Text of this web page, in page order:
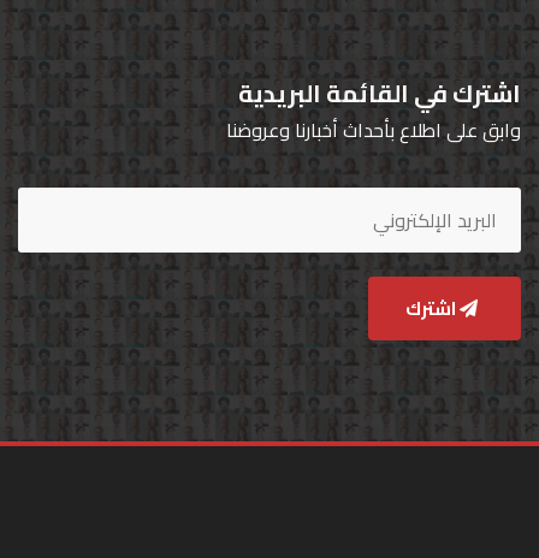
اشترك في القائمة البريدية
وابق على اطلاع بأحداث أخبارنا وعروضنا
اشترك